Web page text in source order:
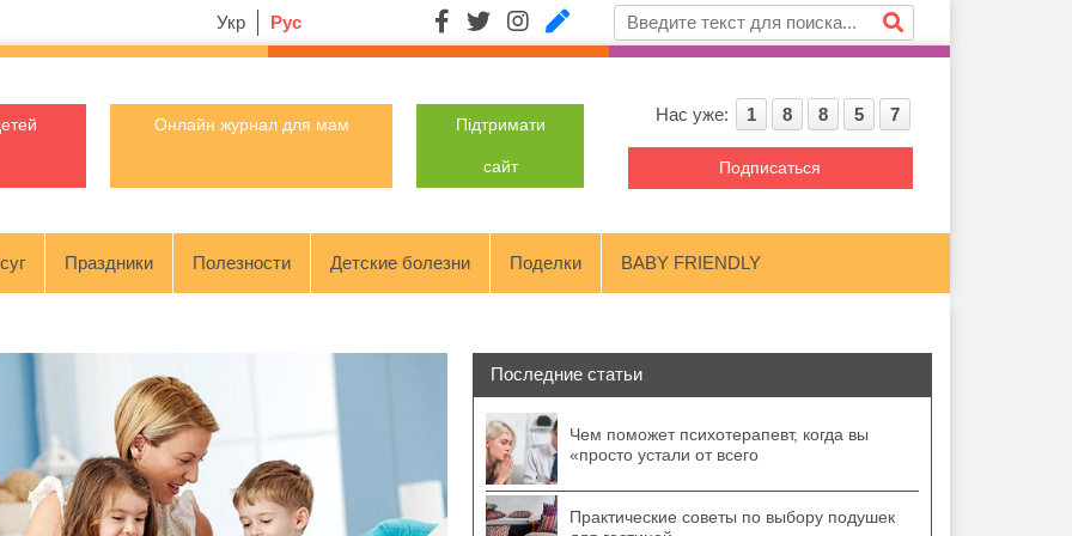
Укр Рус
Онлайн журнал для мам Підтримати
сайт
Нас уже: 1 8 8 5 7
Подписаться
Праздники Полезности Детские болезни Поделки BABY FRIENDLY
Последние статьи
Чем поможет психотерапевт, когда вы
«просто устали от всего
Практические советы по выбору подушек